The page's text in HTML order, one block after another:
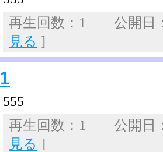
再生回数：1 公開
見る ]
1
555
再生回数：1 公開
見る ]